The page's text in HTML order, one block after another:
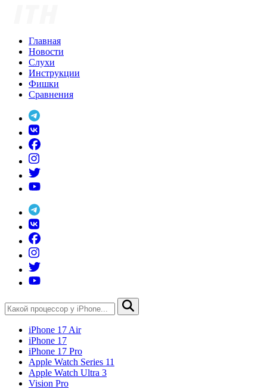
Главная
Новости
Слухи
Инструкции
Фишки
Сравнения
iPhone 17 Air
iPhone 17
iPhone 17 Pro
Apple Watch Series 11
Apple Watch Ultra 3
Vision Pro